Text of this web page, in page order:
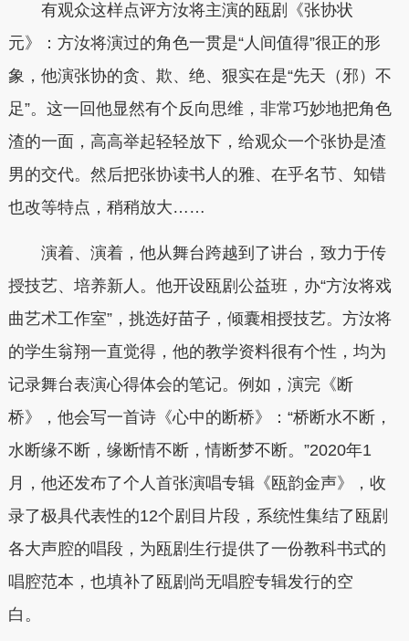
有观众这样点评方汝将主演的瓯剧《张协状
元》：方汝将演过的角色一贯是“人间值得”很正的形
象，他演张协的贪、欺、绝、狠实在是“先天（邪）不
足”。这一回他显然有个反向思维，非常巧妙地把角色
渣的一面，高高举起轻轻放下，给观众一个张协是渣
男的交代。然后把张协读书人的雅、在乎名节、知错
也改等特点，稍稍放大……
演着、演着，他从舞台跨越到了讲台，致力于传
授技艺、培养新人。他开设瓯剧公益班，办“方汝将戏
曲艺术工作室”，挑选好苗子，倾囊相授技艺。方汝将
的学生翁翔一直觉得，他的教学资料很有个性，均为
记录舞台表演心得体会的笔记。例如，演完《断
桥》，他会写一首诗《心中的断桥》：“桥断水不断，
水断缘不断，缘断情不断，情断梦不断。”2020年1
月，他还发布了个人首张演唱专辑《瓯韵金声》，收
录了极具代表性的12个剧目片段，系统性集结了瓯剧
各大声腔的唱段，为瓯剧生行提供了一份教科书式的
唱腔范本，也填补了瓯剧尚无唱腔专辑发行的空
白。